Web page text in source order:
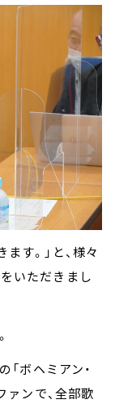
す。」と、様々
いただきまし
ボヘミアン・
ァンで、全部歌